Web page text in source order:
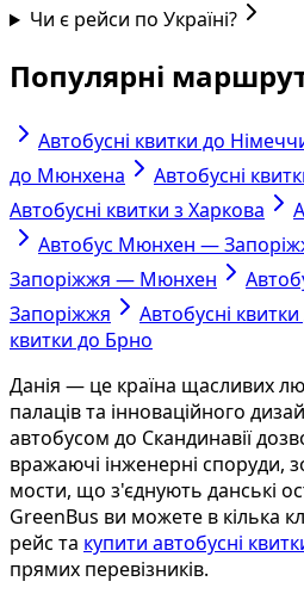
Чи є рейси по Україні?
Популярні
Автобусні квитки до
до Мюнхена
Автобусні
Автобусні квитки з Харкова
Автобус Мюнхен —
Запоріжжя — Мюнхен
Запоріжжя
Автобусні квитки
квитки до Брно
Данія — це країна щасливих
палаців та інноваційного
автобусом до Скандинавії
вражаючі інженерні споруди,
мости, що з'єднують данські
GreenBus ви можете в кілька
рейс та купити автобусні
прямих перевізників.